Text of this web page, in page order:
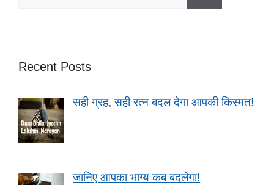
Recent Posts
सही ग्रह, सही रत्न बदल देगा आपकी किस्मत!
जानिए आपका भाग्य कब बदलेगा!